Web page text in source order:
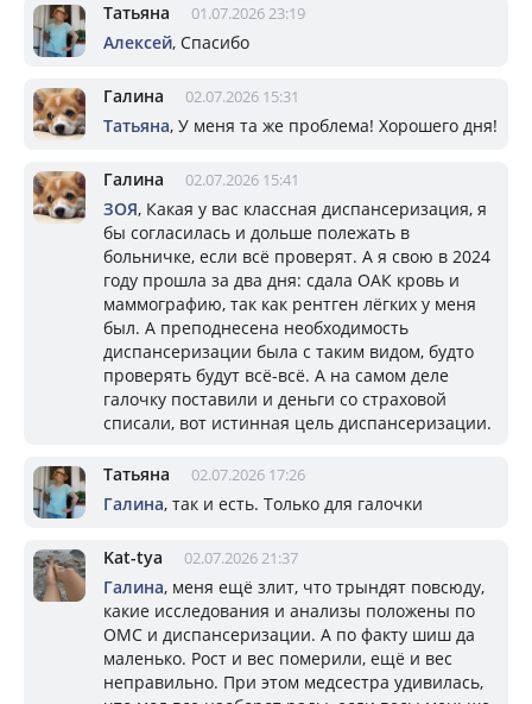
Татьяна 01.07.2026 23:19
Алексей, Спасибо
Галина 02.07.2026 15:31
Татьяна, У меня та же проблема! Хорошего дня!
Галина 02.07.2026 15:41
ЗОЯ, Какая у вас классная диспансеризация, я
бы согласилась и дольше полежать в
больничке, если всё проверят. А я свою в 2024
году прошла за два дня: сдала ОАК кровь и
маммографию, так как рентген лёгких у меня
был. А преподнесена необходимость
диспансеризации была с таким видом, будто
проверять будут всё-всё. А на самом деле
галочку поставили и деньги со страховой
списали, вот истинная цель диспансеризации.
Татьяна 02.07.2026 17:26
Галина, так и есть. Только для галочки
Kat-tya 02.07.2026 21:37
Галина, меня ещё злит, что трындят повсюду,
какие исследования и анализы положены по
ОМС и диспансеризации. А по факту шиш да
маленько. Рост и вес померили, ещё и вес
неправильно. При этом медсестра удивилась,